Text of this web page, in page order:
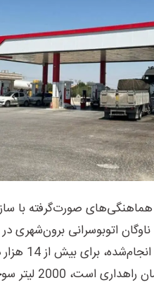
صورت‌گرفته با
اتوبوسرانی برون‌شهری در
کرد: بر
که راهبری آن‌ها